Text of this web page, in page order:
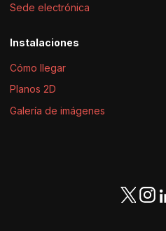
Sede electrónica
Instalaciones
Cómo llegar
Planos 2D
Galería de imágenes